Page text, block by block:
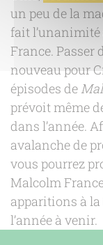
un peu de la
fait l’unanimité
France. Passer
nouveau pour
épisodes de
prévoit même
dans l’année.
avalanche de
vous pourrez
Malcolm
apparitions à la
l’année à venir.